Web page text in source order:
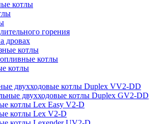
котлы
горения
дровах
котлы
котлы
котлы
двухходовые котлы Duplex VV2-DD
двухходовые котлы Duplex GV2-DD
котлы Lex Easy V2-D
котлы Lex V2-D